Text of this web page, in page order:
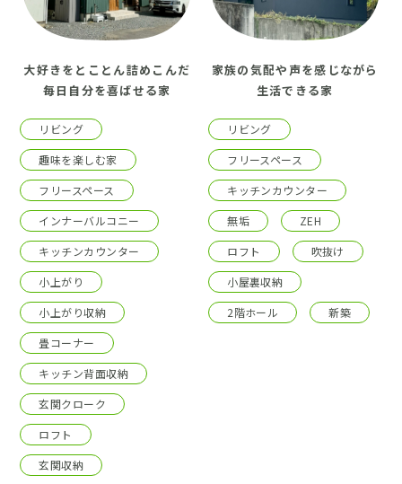
大好きをとことん詰めこんだ
毎日自分を喜ばせる家
リビング
趣味を楽しむ家
フリースペース
インナーバルコニー
キッチンカウンター
小上がり
小上がり収納
畳コーナー
キッチン背面収納
玄関クローク
ロフト
玄関収納
家族の気配や声を感じながら
生活できる家
リビング
フリースペース
キッチンカウンター
無垢
ZEH
ロフト
吹抜け
小屋裏収納
2階ホール
新築